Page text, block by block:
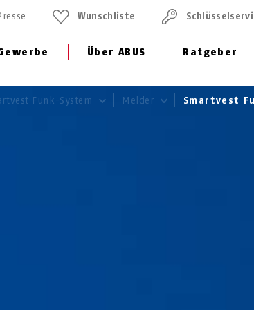
Über ABUS Ratgeber
Wunschliste
Funk-System Melder Smartvest